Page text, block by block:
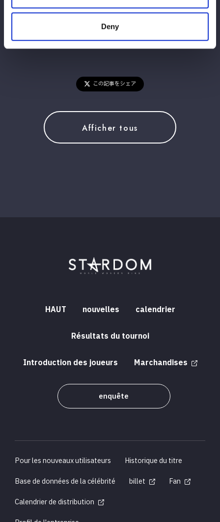
Deny
この記事をシェア
Afficher tous
HAUT nouvelles calendrier
Résultats du tournoi
Introduction des joueurs Marchandises
enquête
Pour les nouveaux utilisateurs
Historique du titre
Base de données de la célébrité
billet
Fan
Calendrier de distribution